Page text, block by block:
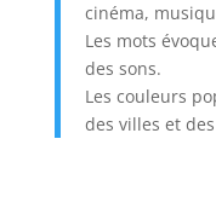
cinéma,
Les mots
des sons.
Les couleurs
des villes et